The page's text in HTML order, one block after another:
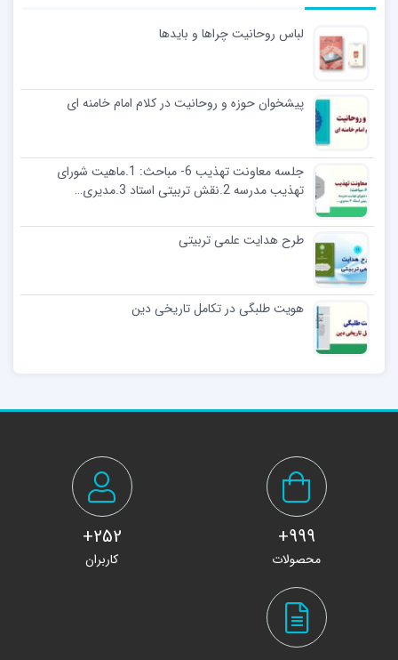
لباس روحانیت چراها و بایدها
پیشخوان حوزه و روحانیت در کلام امام خامنه ای
جلسه معاونت تهذیب 6- مباحث: 1.ماهیت شورای
تهذیب مدرسه 2.نقش تربیتی استاد 3.مدیری…
طرح هدایت علمی تربیتی
هویت طلبگی در تکامل تاریخی دین
999+
محصولات
252+
کاربران